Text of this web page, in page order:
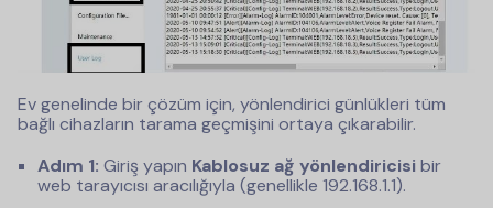
Ev genelinde bir çözüm için, yönlendirici günlükleri tüm
bağlı cihazların tarama geçmişini ortaya çıkarabilir.
Adım 1: Giriş yapın Kablosuz ağ yönlendiricisi bir
web tarayıcısı aracılığıyla (genellikle 192.168.1.1).